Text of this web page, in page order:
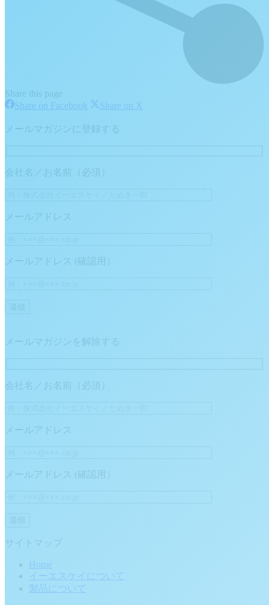
Share this page
Share on Facebook Share
Facebook
Share on X
メールマガジンに登録する
会社名／お名前（必須）
メールアドレス
メールアドレス (確認用）
メールマガジンを解除する
会社名／お名前（必須）
メールアドレス
メールアドレス (確認用）
サイトマップ
Home
イーエスケイについて
製品について